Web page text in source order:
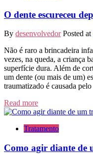
O dente escureceu
By desenvolvedor Posted at
Não é raro a brincadeira
vezes, na queda, a criança
superfície dura. Além de
um dente (ou mais de um)
traumatizado é causada
Read more
Tratamento
Como agir diante de